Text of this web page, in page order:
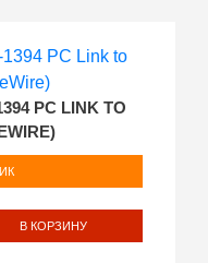
PC LINK TO
В КОРЗИНУ